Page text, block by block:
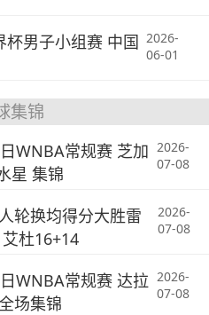
杯男子小组赛 中国 2026-
06-01
集锦
WNBA常规赛 芝加
星 集锦
2026-
07-08
轮换均得分大胜雷
杜16+14
2026-
07-08
WNBA常规赛 达拉
场集锦
2026-
07-08